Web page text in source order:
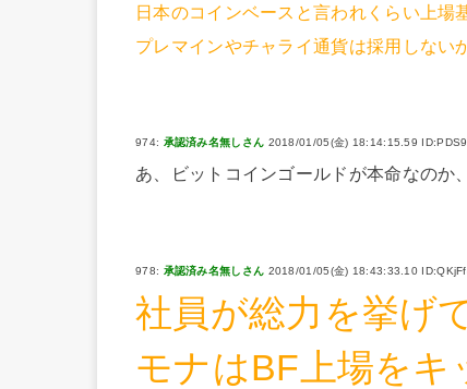
日本のコインベースと言われくらい上場
プレマインやチャライ通貨は採用しない
974: 承認済み名無しさん 2018/01/05(金) 18:14:15.59
あ、ビットコインゴールドが本命なのか
978: 承認済み名無しさん 2018/01/05(金) 18:43:33.10
社員が総力を挙げ
モナはBF上場をキ